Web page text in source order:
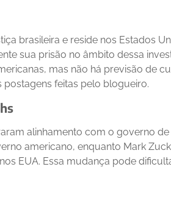
brasileira e reside nos Estados
sua prisão no âmbito dessa
mas não há previsão de
feitas pelo blogueiro.
alinhamento com o governo
americano, enquanto Mark
EUA. Essa mudança pode